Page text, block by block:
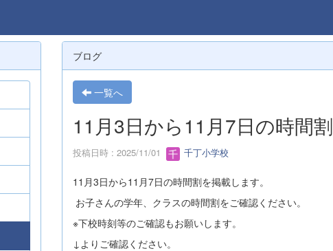
ブログ
一覧へ
11月3日から11月7日の時間割
投稿日時 : 2025/11/01 千丁小学校
11月3日から11月7日の時間割を掲載します。
お子さんの学年、クラスの時間割をご確認ください。
※下校時刻等のご確認もお願いします。
↓よりご確認ください。